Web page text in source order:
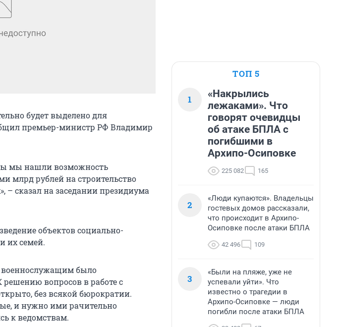
будет выделено для
премьер-министр РФ Владимир
мы нашли возможность
млрд рублей на строительство
сказал на заседании президиума
объектов социально-
их семей.
военнослужащим было
решению вопросов в работе с
без всякой бюрократии.
и нужно ими рачительно
к ведомствам.
ТОП 5
1
«Накрылись
лежаками». Что
говорят очевидцы
об атаке БПЛА с
погибшими в
Архипо-Осиповке
225 082 165
2
«Люди купаются». Владельцы
гостевых домов рассказали,
что происходит в Архипо-
Осиповке после атаки БПЛА
42 496 109
3
«Были на пляже, уже не
успевали уйти». Что
известно о трагедии в
Архипо-Осиповке — люди
погибли после атаки БПЛА